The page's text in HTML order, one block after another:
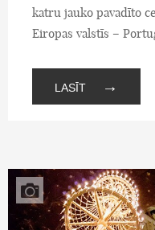
katru jauko pavadīto
Eiropas valstīs –
LASĪT →